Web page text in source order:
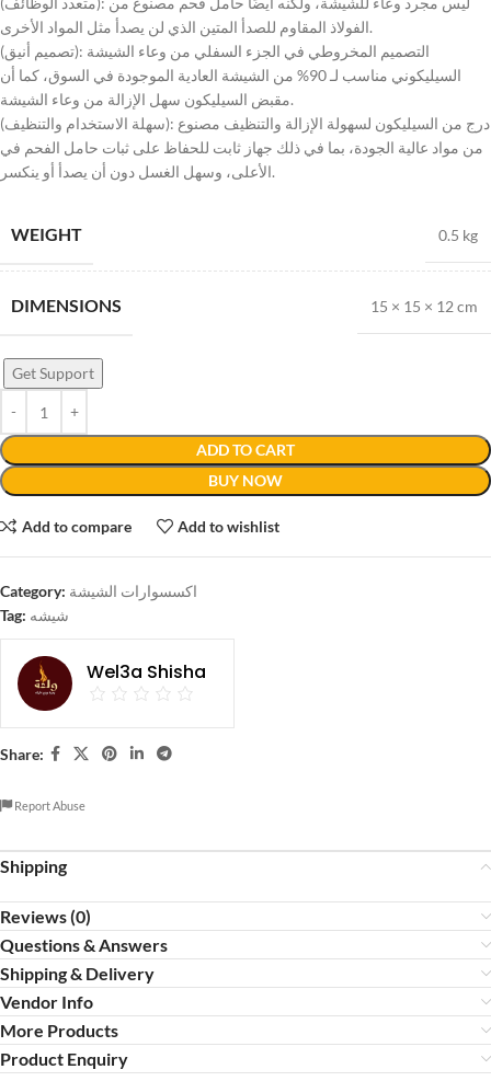
الفولاذ المقاوم للصدأ المتين الذي لن يصدأ مثل المواد الأخرى.
(تصميم أنيق): التصميم المخروطي في الجزء السفلي من وعاء الشيشة
السيليكوني مناسب لـ 90% من الشيشة العادية الموجودة في السوق، كما أن
مقبض السيليكون سهل الإزالة من وعاء الشيشة.
(سهلة الاستخدام والتنظيف): درج من السيليكون لسهولة الإزالة والتنظيف مصنوع
من مواد عالية الجودة، بما في ذلك جهاز ثابت للحفاظ على ثبات حامل الفحم في
الأعلى، وسهل الغسل دون أن يصدأ أو ينكسر.
WEIGHT 0.5 kg
DIMENSIONS 15 × 15 × 12 cm
ADD TO CART
BUY NOW
Get Support
Add to compare Add to wishlist
Category: اكسسوارات الشيشة
Tag: شيشه
Wel3a Shisha
Share:
Report Abuse
Shipping
Reviews (0)
Questions & Answers
Shipping & Delivery
Vendor Info
More Products
Product Enquiry